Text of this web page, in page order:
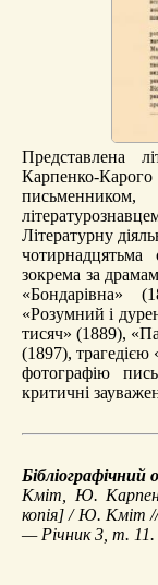
Представлена
Карпенко-
Літературну
зокрема за
«Бондарівна»
«Розумний і
тисяч» (1889),
(1897),
фотографію
критичні
Бібліографічний
Кміт, Ю.
копія] / Ю. Кміт
— Річник 3, т.